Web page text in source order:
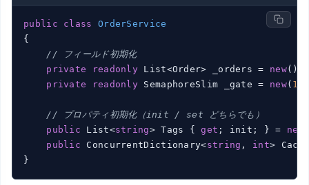
public class
OrderService
{
// フィールド初期化
private
readonly List<Order> _orders = new();
private
readonly SemaphoreSlim _gate = new( 10
// プロパティ初期化（init / set どちらでも）
public List<string> Tags { get ; init; } = new
public ConcurrentDictionary<string , int>